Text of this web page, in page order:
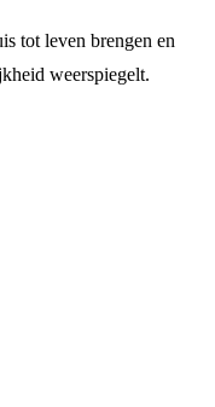
tot leven brengen en
weerspiegelt.